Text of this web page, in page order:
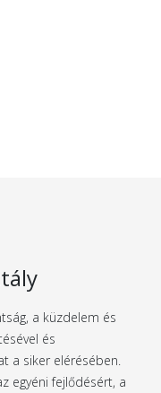
a küzdelem és
és
a siker elérésében.
egyéni fejlődésért, a